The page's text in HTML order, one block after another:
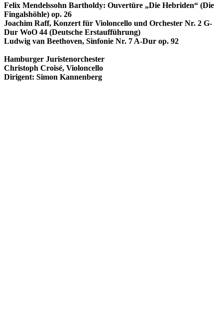
Felix Mendelssohn Bartholdy: Ouvertüre „Die Hebriden“ (Die
Fingalshöhle) op. 26
Joachim Raff, Konzert für Violoncello und Orchester Nr. 2 G-
Dur WoO 44 (Deutsche Erstaufführung)
Ludwig van Beethoven, Sinfonie Nr. 7 A-Dur op. 92
Hamburger Juristenorchester
Christoph Croisé, Violoncello
Dirigent: Simon Kannenberg